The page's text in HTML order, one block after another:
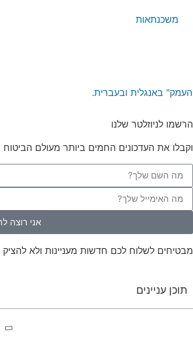
משכנתאות
הרשמו לניוזלטר שלנו
וקבלו את העדכונים החמים ביותר מעולם הביטוח
אני רוצה
מבטיחים לשלוח לכם חדשות מעניינות ולא
תוכן עניינים